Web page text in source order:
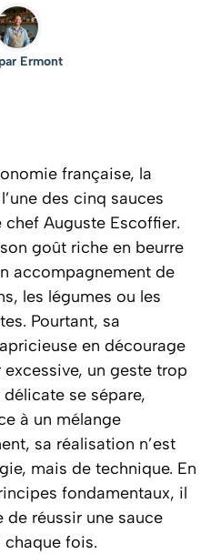
Ermont
française, la
des cinq sauces
Auguste Escoffier.
goût riche en beurre
accompagnement de
les légumes ou les
Pourtant, sa
en décourage
excessive, un geste trop
se sépare,
à un mélange
sa réalisation n’est
mais de technique. En
fondamentaux, il
réussir une sauce
chaque fois.